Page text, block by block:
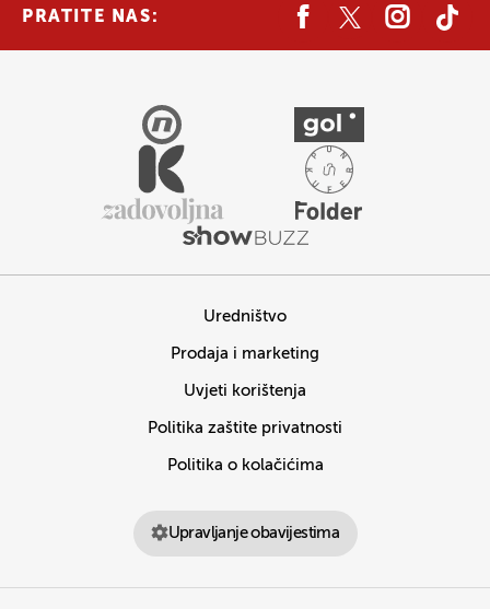
PRATITE NAS:
Uredništvo
Prodaja i marketing
Uvjeti korištenja
Politika zaštite privatnosti
Politika o kolačićima
Upravljanje obavijestima